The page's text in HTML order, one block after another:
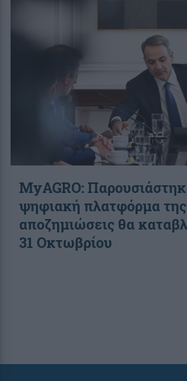
ΜyAGRO:
ψηφιακή πλατφόρμα
αποζημιώσεις θα
31 Οκτωβρίου